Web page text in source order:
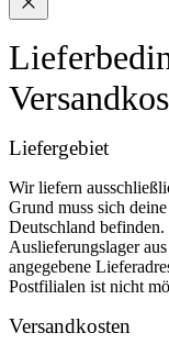
Liefergebiet
Wir liefern
Grund muss sich
Deutschland
Auslieferungslager
angegebene
Postfilialen ist nicht
Versandkosten